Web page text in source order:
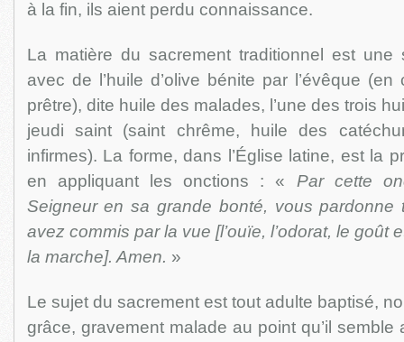
à la fin, ils aient perdu connaissance.
La matière du sacrement traditionnel est une
avec de l’huile d’olive bénite par l’évêque
prêtre), dite huile des malades, l’une des trois
jeudi saint (saint chrême, huile des
infirmes). La forme, dans l’Église latine, est la
en appliquant les onctions : « Par cette
Seigneur en sa grande bonté, vous
avez commis par la vue [l’ouïe, l’odorat, le goût
la marche]. Amen. »
Le sujet du sacrement est tout adulte baptisé,
grâce, gravement malade au point qu’il